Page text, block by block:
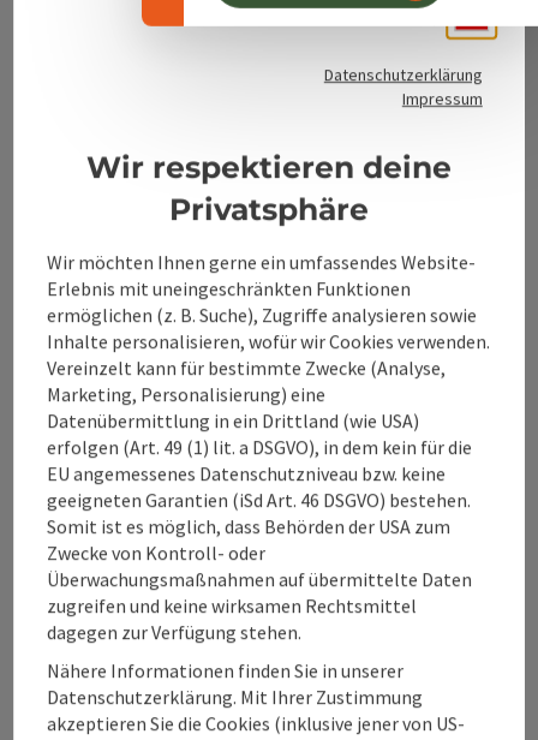
Alpenland Tourismus GmbH
4580 Windischgarsten
+43 50 360 360 360
info@360alpenland.com
InstagramFacebookYouTube
Kontaktformular
Datenschutzerklärung
Impressum
Wir respektieren deine
Privatsphäre
Wir möchten Ihnen gerne ein umfassendes Website-
Erlebnis mit uneingeschränkten Funktionen
ermöglichen (z. B. Suche), Zugriffe analysieren sowie
Inhalte personalisieren, wofür wir Cookies verwenden.
Vereinzelt kann für bestimmte Zwecke (Analyse,
Marketing, Personalisierung) eine
Datenübermittlung in ein Drittland (wie USA)
erfolgen (Art. 49 (1) lit. a DSGVO), in dem kein für die
EU angemessenes Datenschutzniveau bzw. keine
geeigneten Garantien (iSd Art. 46 DSGVO) bestehen.
Somit ist es möglich, dass Behörden der USA zum
Zwecke von Kontroll- oder
Überwachungsmaßnahmen auf übermittelte Daten
zugreifen und keine wirksamen Rechtsmittel
dagegen zur Verfügung stehen.
Nähere Informationen finden Sie in unserer
Datenschutzerklärung. Mit Ihrer Zustimmung
akzeptieren Sie die Cookies (inklusive jener von US-